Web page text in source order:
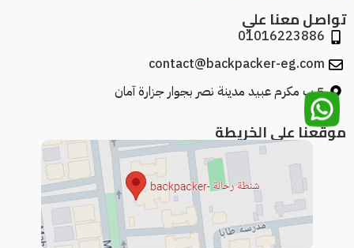
تواصل معنا علي
01016223886
contact@backpacker-eg.com
5 ب مكرم عبيد مدينة نصر بجوار جزارة آمان
موقعنا علي الخريطة